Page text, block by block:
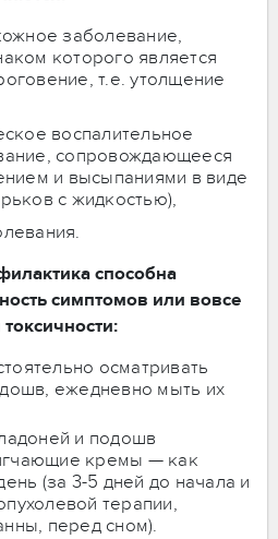
заболевание,
которого является
т.е. утолщение
воспалительное
сопровождающееся
и высыпаниями в виде
с жидкостью),
способна
симптомов или вовсе
осматривать
ежедневно мыть их
и подошв
кремы — как
(за 3-5 дней до начала и
терапии,
перед сном).